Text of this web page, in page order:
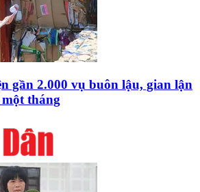
gần 2.000 vụ buôn lậu, gian lận
tháng